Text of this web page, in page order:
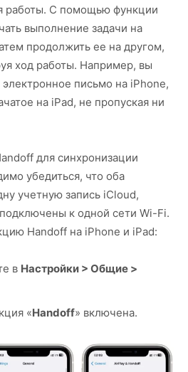
работы. С помощью функции
выполнение задачи на
продолжить ее на другом,
ход работы. Например, вы
письмо на iPhone,
на iPad, не пропуская ни
для синхронизации
убедиться, что оба
учетную запись iCloud,
к одной сети Wi-Fi.
Handoff на iPhone и iPad:
в Настройки > Общие >
«Handoff» включена.